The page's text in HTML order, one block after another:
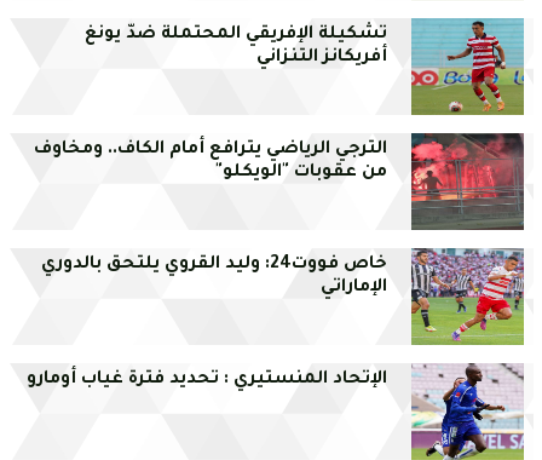
تشكيلة الإفريقي المحتملة ضدّ يونغ
أفريكانز التنزاني
الترجي الرياضي يترافع أمام الكاف.. ومخاوف
من عقوبات "الويكلو"
خاص فووت24: وليد القروي يلتحق بالدوري
الإماراتي
الإتحاد المنستيري : تحديد فترة غياب أومارو